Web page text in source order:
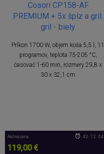
Cosori CP158-AF
PREMIUM + 5x špíz a gril.
gril - biely
Príkon 1700 W, objem koša 5,5 l, 11
programov, teplota 75-205 °C,
časovač 1-60 min, rozmery 29,8 x
30 x 32,1 cm
Akčná cena
119,00 €
43 : 12 : 04